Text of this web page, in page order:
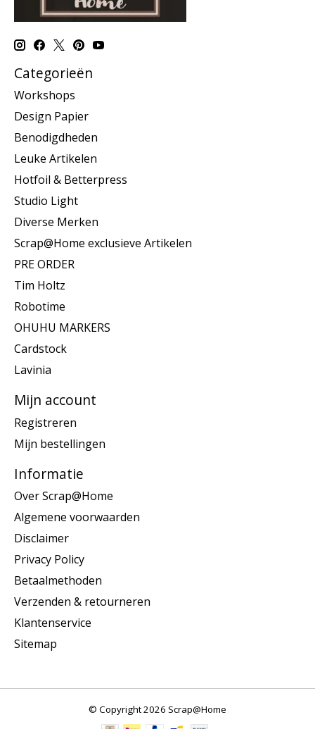
Categorieën
Workshops
Design Papier
Benodigdheden
Leuke Artikelen
Hotfoil & Betterpress
Studio Light
Diverse Merken
Scrap@Home exclusieve Artikelen
PRE ORDER
Tim Holtz
Robotime
OHUHU MARKERS
Cardstock
Lavinia
Mijn account
Registreren
Mijn bestellingen
Informatie
Over Scrap@Home
Algemene voorwaarden
Disclaimer
Privacy Policy
Betaalmethoden
Verzenden & retourneren
Klantenservice
Sitemap
© Copyright 2026 Scrap@Home